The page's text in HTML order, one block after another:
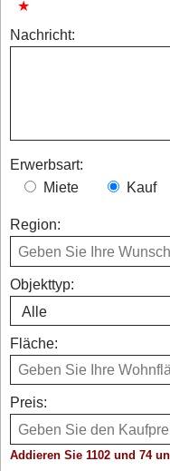
Nachricht:
Erwerbsart:
Miete
Kauf
Region:
Objekttyp:
Fläche:
Preis:
Addieren Sie 1102 und 74